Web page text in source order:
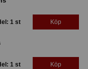
1 st Köp
1 st Köp